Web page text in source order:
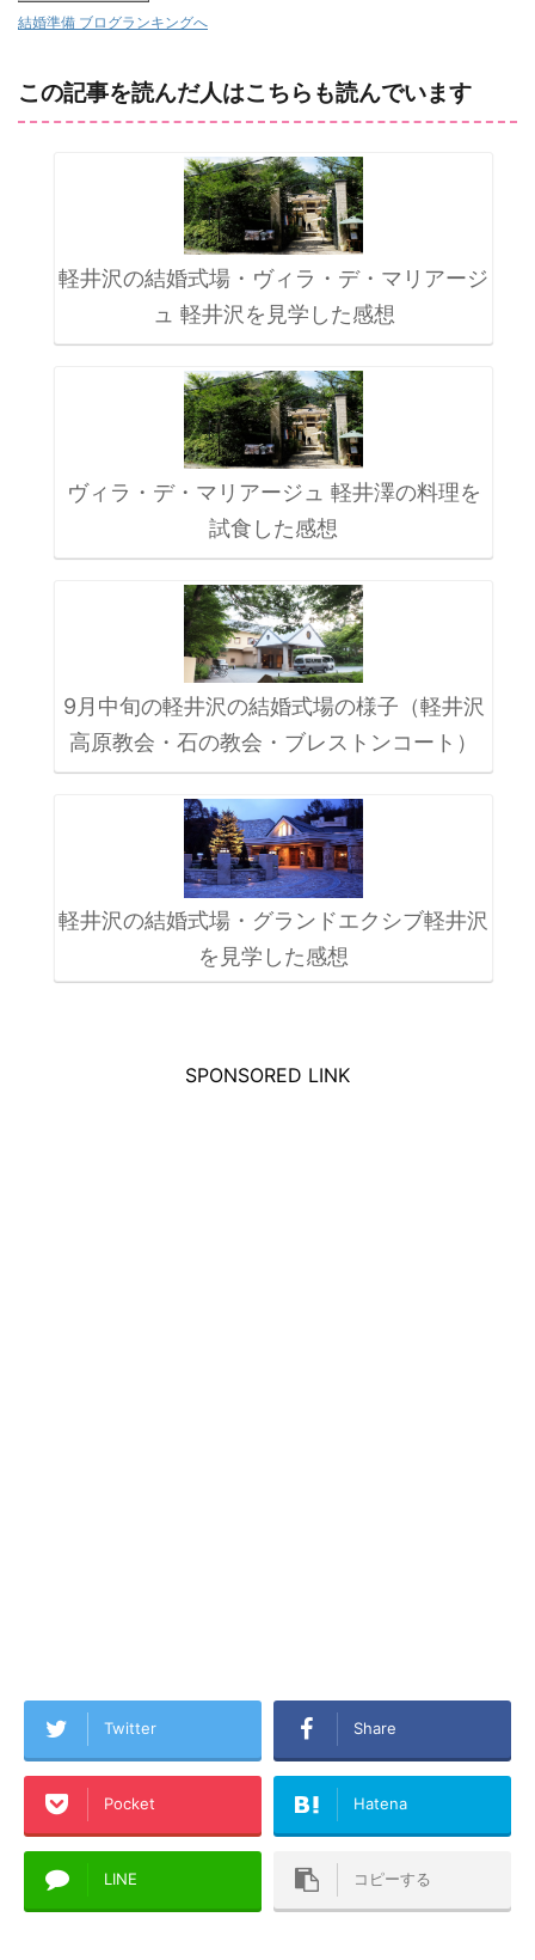
結婚準備 ブログランキングへ
この記事を読んだ人はこちらも読んでいます
軽井沢の結婚式場・ヴィラ・デ・マリアージ
ュ 軽井沢を見学した感想
ヴィラ・デ・マリアージュ 軽井澤の料理を
試食した感想
9月中旬の軽井沢の結婚式場の様子（軽井沢
高原教会・石の教会・ブレストンコート）
軽井沢の結婚式場・グランドエクシブ軽井沢
を見学した感想
SPONSORED LINK
Twitter Share
Pocket Hatena
LINE コピーする